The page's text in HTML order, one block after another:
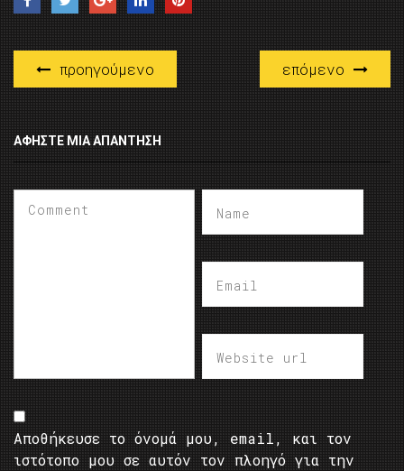
προηγούμενο επόμενο
ΑΦΉΣΤΕ ΜΙΑ ΑΠΆΝΤΗΣΗ
Αποθήκευσε το όνομά μου, email, και τον
ιστότοπο μου σε αυτόν τον πλοηγό για την